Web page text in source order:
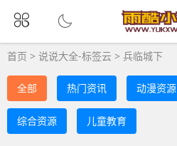
首页 > 说说大全-标签云 > 兵临城下
全部 热门资讯 动漫资源
综合资源 儿童教育